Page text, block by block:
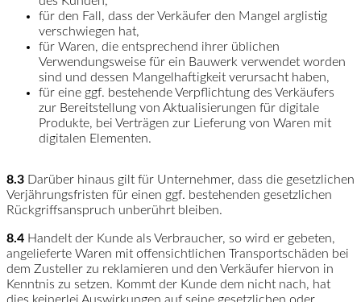
für den Fall, dass der Verkäufer den Mangel arglistig
verschwiegen hat,
für Waren, die entsprechend ihrer üblichen
Verwendungsweise für ein Bauwerk verwendet worden
sind und dessen Mangelhaftigkeit verursacht haben,
für eine ggf. bestehende Verpflichtung des Verkäufers
zur Bereitstellung von Aktualisierungen für digitale
Produkte, bei Verträgen zur Lieferung von Waren mit
digitalen Elementen.
8.3 Darüber hinaus gilt für Unternehmer, dass die gesetzlichen
Verjährungsfristen für einen ggf. bestehenden gesetzlichen
Rückgriffsanspruch unberührt bleiben.
8.4 Handelt der Kunde als Verbraucher, so wird er gebeten,
angelieferte Waren mit offensichtlichen Transportschäden bei
dem Zusteller zu reklamieren und den Verkäufer hiervon in
Kenntnis zu setzen. Kommt der Kunde dem nicht nach, hat
dies keinerlei Auswirkungen auf seine gesetzlichen oder